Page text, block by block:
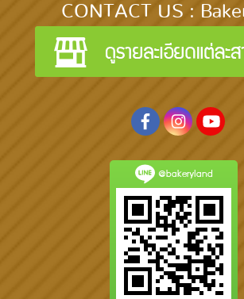
CONTACT US :
@bakeryland